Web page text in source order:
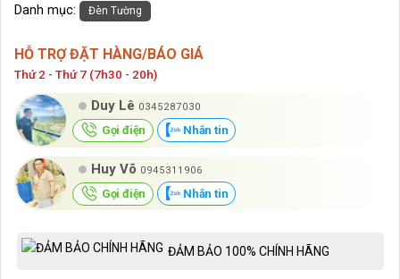
Danh mục: Đèn Tường
HỖ TRỢ ĐẶT HÀNG/BÁO GIÁ
Thứ 2 - Thứ 7 (7h30 - 20h)
Duy Lê 0345287030
Gọi điện Nhắn tin
Huy Võ 0945311906
Gọi điện Nhắn tin
ĐẢM BẢO 100% CHÍNH HÃNG